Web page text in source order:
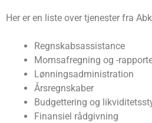
Her er en liste over tjenester fra
Regnskabsassistance
Momsafregning og -
Lønningsadministration
Årsregnskaber
Budgettering og
Finansiel rådgivning